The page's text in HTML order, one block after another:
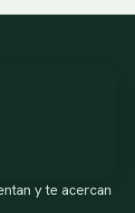
y te acercan